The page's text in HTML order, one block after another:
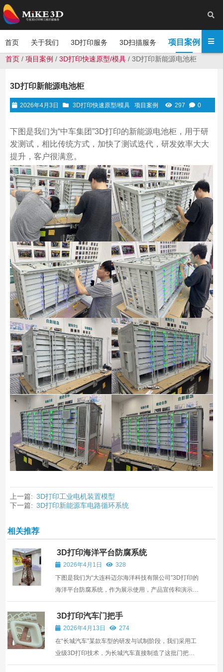
首页 关于我们 3D打印服务 3D扫描服务 项目案例 新
首页 /项目案例 /3D打印快速原型/模具 / 3D打印新能源电池柜
3D打印新能源电池柜
2026年4月3日 3D打印快速原型/模具 项目案例 297 0
下图是我们为“中车集团”3D打印的新能源电池柜，用于研
发测试，相比传统方式，加快了测试迭代，研发效率大大
提升，客户很满意。
上一篇: 3D打印工业电机装置模型
下一篇: 3D打印新能源车电路循环系统
相关推荐
3D打印海洋平台防腐系统
2026年4月1日
328
下图是我们为“大连科迈尔海洋科技有限公司”3D打印的
海洋平台防腐系统，作为展示使用，产品宣传和演示效
果更直观，更逼真。 ,
3D打印汽车门把手
2026年4月13日
274
在“长城汽车”某款车型的研发与试制阶段，我们采用工
业级3D打印技术，为长城汽车直接制造了这批门把
手。无需开模，从设计确认到成品交付仅用数天时间，